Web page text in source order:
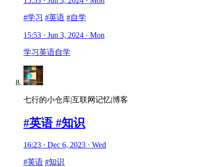
#学习 #英语 #自学
15:53 · Jun 3, 2024 · Mon
学习英语自学
七行的小仓库|互联网记忆|博客
#英语 #知识
16:23 · Dec 6, 2023 · Wed
#英语 #知识